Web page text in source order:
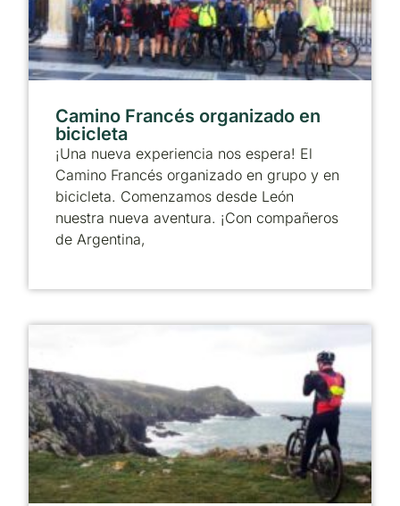
Camino Francés organizado en
bicicleta
¡Una nueva experiencia nos espera! El
Camino Francés organizado en grupo y en
bicicleta. Comenzamos desde León
nuestra nueva aventura. ¡Con compañeros
de Argentina,